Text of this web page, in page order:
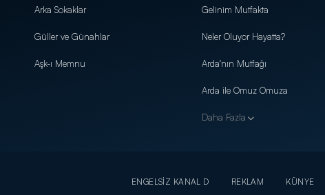
Arka Sokaklar
Güller ve Günahlar
Aşk-ı Memnu
Gelinim Mutfakta
Neler Oluyor Hayatta?
Arda'nın Mutfağı
Arda ile Omuz Omuza
Daha Fazla
ENGELSİZ KANAL D REKLAM KÜNYE